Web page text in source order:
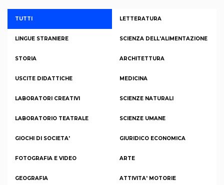
TUTTI LETTERATURA
LINGUE STRANIERE SCIENZA DELL'ALIMENTAZIONE
STORIA ARCHITETTURA
USCITE DIDATTICHE MEDICINA
LABORATORI CREATIVI SCIENZE NATURALI
LABORATORIO TEATRALE SCIENZE UMANE
GIOCHI DI SOCIETA' GIURIDICO ECONOMICA
FOTOGRAFIA E VIDEO ARTE
GEOGRAFIA ATTIVITA' MOTORIE